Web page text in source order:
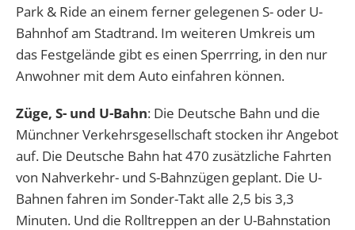
Park & Ride an einem ferner gelegenen S- oder U-
Bahnhof am Stadtrand. Im weiteren Umkreis um
das Festgelände gibt es einen Sperrring, in den nur
Anwohner mit dem Auto einfahren können.
Züge, S- und U-Bahn: Die Deutsche Bahn und die
Münchner Verkehrsgesellschaft stocken ihr Angebot
auf. Die Deutsche Bahn hat 470 zusätzliche Fahrten
von Nahverkehr- und S-Bahnzügen geplant. Die U-
Bahnen fahren im Sonder-Takt alle 2,5 bis 3,3
Minuten. Und die Rolltreppen an der U-Bahnstation